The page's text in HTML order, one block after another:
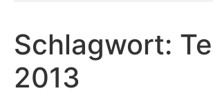
Schlagwort:
2013